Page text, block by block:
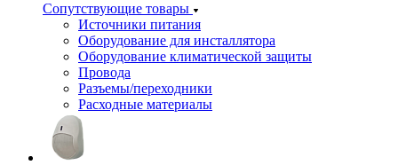
Сопутствующие товары
Источники питания
Оборудование для инсталлятора
Оборудование климатической защиты
Провода
Разъемы/переходники
Расходные материалы